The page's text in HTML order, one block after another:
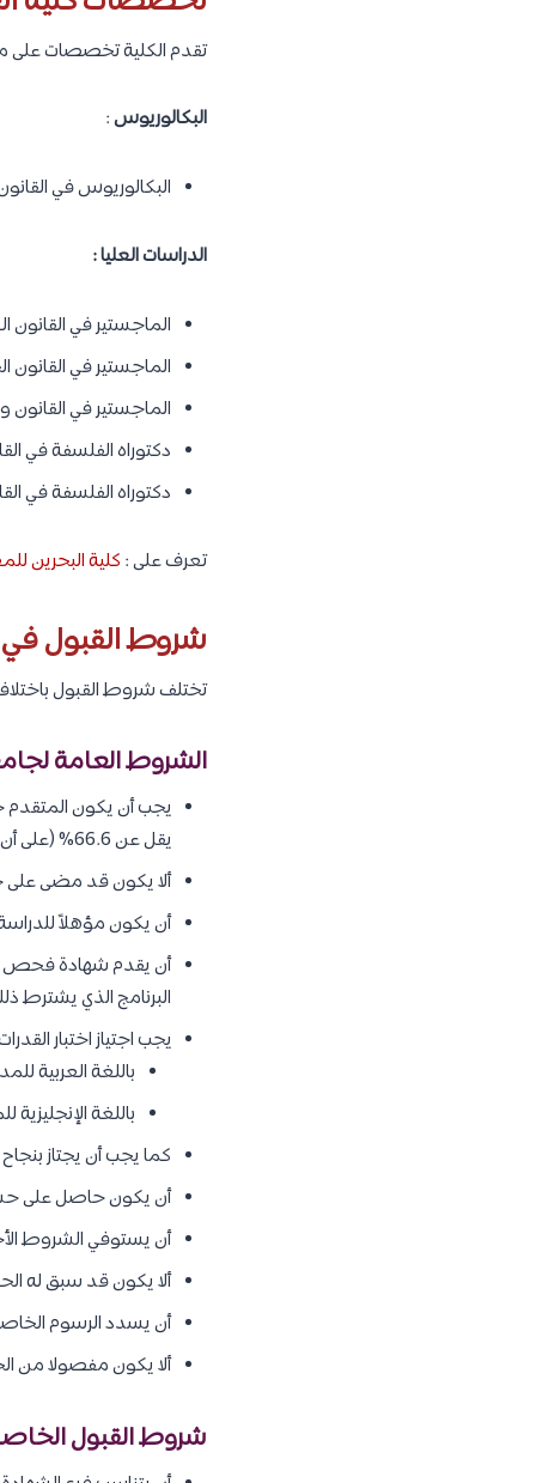
تقدم الكلية تخصصات على
البكالوريوس:
البكالوريوس في
الدراسات العليا :
الماجستير في القانون
الماجستير في
الماجستير في القانون
دكتوراه الفلسفة في
دكتوراه الفلسفة في
تعرف على : كلية البحرين
شروط القبول في
تختلف شروط القبول
الشروط العامة
يقل عن 66.6% (على أن يتم إثبات الإعاقة بوثيقة رسمية)، علماً بأن القبول يتم وفق المعدل التنافسي وبصورة تنافسية.
ألا يكون قد مضى على
أن يكون مؤهلاً للدراسة
أن يقدم شهادة فحص
البرنامج الذي يشترط
يجب اجتياز اختبار
باللغة العربية
باللغة
كما يجب أن يجتاز
أن يكون حاصل على
أن يستوفي الشروط
ألا يكون قد سبق له
أن يسدد الرسوم
ألا يكون مفصولا من
شروط القبول